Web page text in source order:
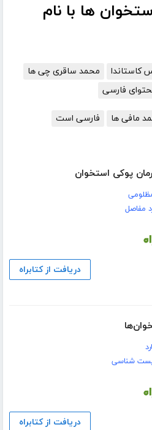
ها با نام
کاستاندا
محمد ساقری چی ها
فارسی
مافی ها
فارسی است
پوکی استخوان
مفاصل
دریافت از کتابراه
شناسی
دریافت از کتابراه